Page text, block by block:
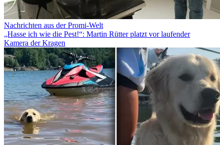
Nachrichten aus der Promi-Welt
„Hasse ich wie die Pest!“: Martin Rütter platzt vor laufender
Kamera der Kragen